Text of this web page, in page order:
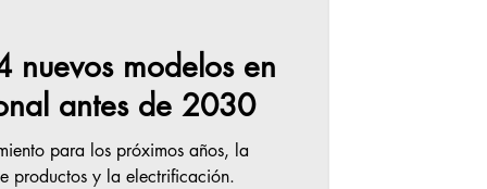
nuevos modelos en
antes de 2030
para los próximos años, la
productos y la electrificación.